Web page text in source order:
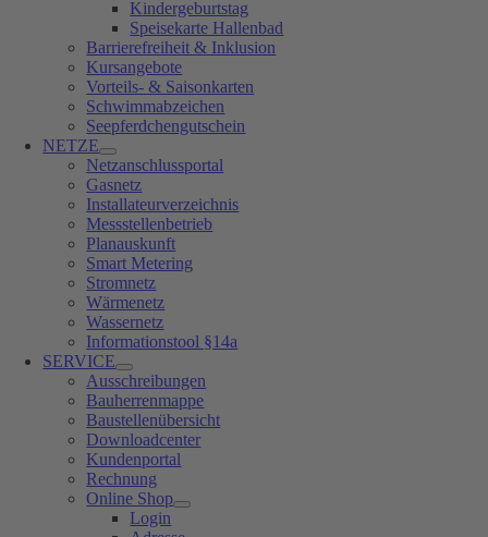
Kindergeburtstag
Speisekarte Hallenbad
Barrierefreiheit & Inklusion
Kursangebote
Vorteils- & Saisonkarten
Schwimmabzeichen
Seepferdchengutschein
NETZE
Netzanschlussportal
Gasnetz
Installateurverzeichnis
Messstellenbetrieb
Planauskunft
Smart Metering
Stromnetz
Wärmenetz
Wassernetz
Informationstool §14a
SERVICE
Ausschreibungen
Bauherrenmappe
Baustellenübersicht
Downloadcenter
Kundenportal
Rechnung
Online Shop
Login